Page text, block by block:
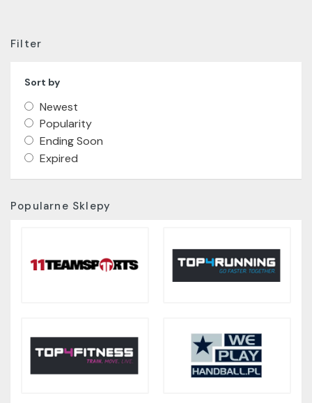
Filter
Sort by
Newest
Popularity
Ending Soon
Expired
Popularne Sklepy